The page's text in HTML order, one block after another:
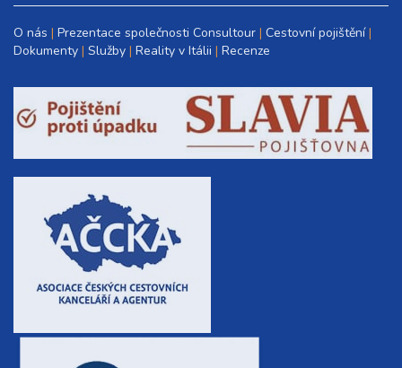
O nás Prezentace společnosti Consultour Cestovní pojištění
Dokumenty Služby Reality v Itálii Recenze